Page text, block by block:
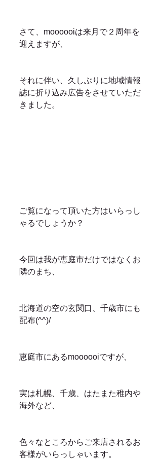
さて、moooooiは来月で２周年を
迎えますが、
それに伴い、久しぶりに地域情報
誌に折り込み広告をさせていただ
きました。
ご覧になって頂いた方はいらっし
ゃるでしょうか？
今回は我が恵庭市だけではなくお
隣のまち、
北海道の空の玄関口、千歳市にも
配布(^^)/
恵庭市にあるmoooooiですが、
実は札幌、千歳、はたまた稚内や
海外など、
色々なところからご来店されるお
客様がいらっしゃいます。